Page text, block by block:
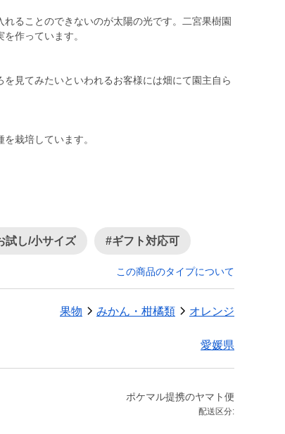
ることのできないのが太陽の光です。二宮果樹園
作っています。
見てみたいといわれるお客様には畑にて園主自ら
試し/小サイズ #ギフト対応可
この商品のタイプについて
果物 みかん・柑橘類 オレンジ
愛媛県
ポケマル提携のヤマト便
配送区分: